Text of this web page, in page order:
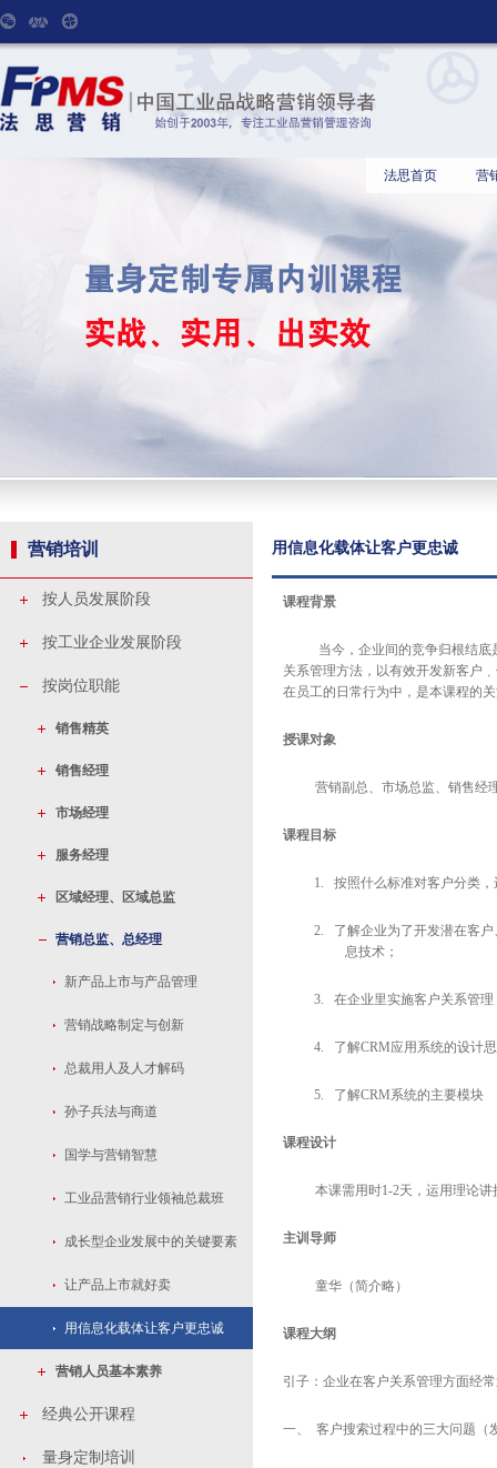
法思首页 营
营销培训
按人员发展阶段
按工业企业发展阶段
按岗位职能
销售精英
销售经理
市场经理
服务经理
区域经理、区域总监
营销总监、总经理
新产品上市与产品管理
营销战略制定与创新
总裁用人及人才解码
孙子兵法与商道
国学与营销智慧
工业品营销行业领袖总裁班
成长型企业发展中的关键要素
让产品上市就好卖
用信息化载体让客户更忠诚
营销人员基本素养
经典公开课程
量身定制培训
用信息化载体让客户更忠诚
课程背景
当今，企业间的竞争归根结
关系管理方法，以有效开发新客户
在员工的日常行为中，是本课程的
授课对象
营销副总、市场总监、销售经
课程目标
1. 按照什么标准对客户分类
2. 了解企业为了开发潜在客户
息技术；
3. 在企业里实施客户关系管
4. 了解CRM应用系统的设计
5. 了解CRM系统的主要模块
课程设计
本课需用时1-2天，运用理论讲
主训导师
童华（简介略）
课程大纲
引子：企业在客户关系管理方面经
一、 客户搜索过程中的三大问题（